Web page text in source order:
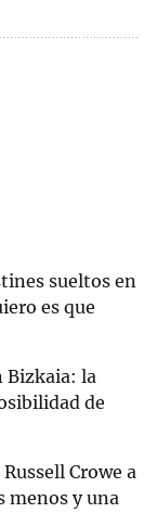
sueltos en
es que
Bizkaia: la
de
Crowe a
menos y una